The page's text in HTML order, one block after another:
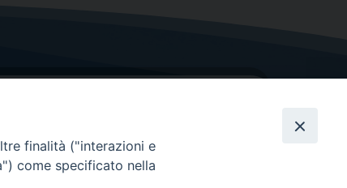
finalità ("interazioni e
come specificato nella